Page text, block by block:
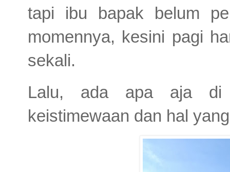
tapi ibu bapak belum
momennya, kesini pagi
sekali.
Lalu, ada apa aja di
keistimewaan dan hal